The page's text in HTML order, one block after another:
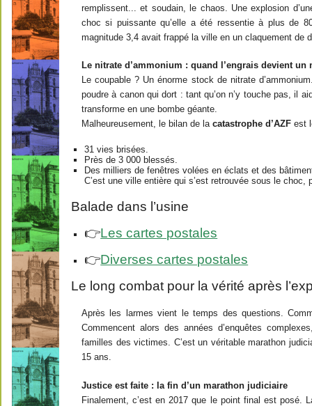
remplissent... et soudain, le chaos. Une explosion
choc si puissante qu’elle a été ressentie à plus de
magnitude 3,4 avait frappé la ville en un claquement de
Le nitrate d’ammonium : quand l’engrais devient un
Le coupable ? Un énorme stock de nitrate
poudre à canon qui dort : tant qu’on n’y touche pas, il
transforme en une bombe géante.
Malheureusement, le bilan de la catastrophe d’AZF est
31 vies brisées.
Près de 3 000 blessés.
Des milliers de fenêtres volées en éclats et des
C’est une ville entière qui s’est retrouvée sous le
Balade dans l’usine
👉Les cartes postales
👉Diverses cartes postales
Le long combat pour la vérité après
Après les larmes vient le temps des questions.
Commencent alors des années d’enquêtes
familles des victimes. C’est un véritable marathon
15 ans.
Justice est faite : la fin d’un marathon judiciaire
Finalement, c’est en 2017 que le point final est posé.